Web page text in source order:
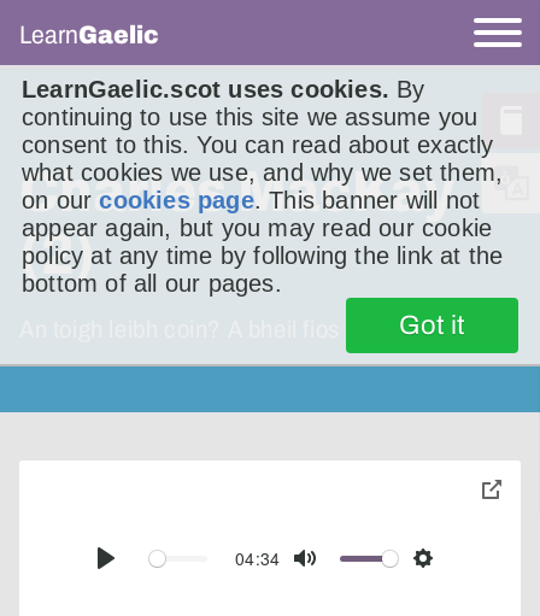
LearnGaelic.scot uses cookies. By
continuing to use this site we assume you
consent to this. You can read about exactly
what cookies we use, and why we set them,
on ourcookies page. This banner will not
appear again, but you may read our cookie
policy at any time by following the link at the
bottom of all our pages.
Got it
LearnGaelic
Charles MacKay
(2)
An toigh leibh coin? A bheil fios agaibh cò às
Play
04:34
Mute Settings
toggle